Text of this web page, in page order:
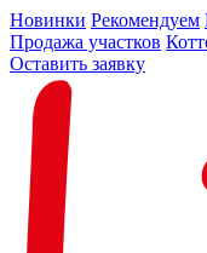
Новинки Рекомендуем
Продажа участков
Оставить заявку